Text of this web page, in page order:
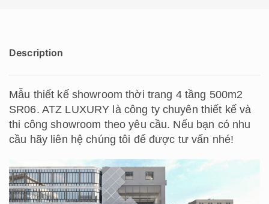
Description
Mẫu thiết kế showroom thời trang 4 tầng 500m2
SR06. ATZ LUXURY là công ty chuyên thiết kế và
thi công showroom theo yêu cầu. Nếu bạn có nhu
cầu hãy liên hệ chúng tôi để được tư vấn nhé!